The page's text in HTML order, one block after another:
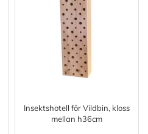
Insektshotell för Vildbin, kloss
mellan h36cm